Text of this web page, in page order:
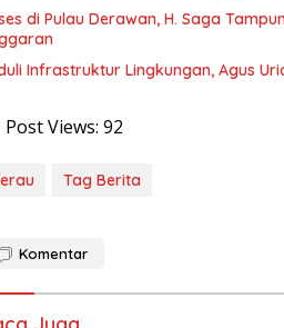
di Pulau Derawan, H. Saga
Infrastruktur Lingkungan, Agus
Post Views: 92
Tag Berita
Komentar